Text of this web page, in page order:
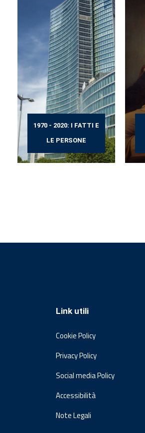
1970 - 2020: I FATTI E
LE PERSONE
Link utili
Cookie Policy
Privacy Policy
Social media Policy
Accessibilità
Note Legali